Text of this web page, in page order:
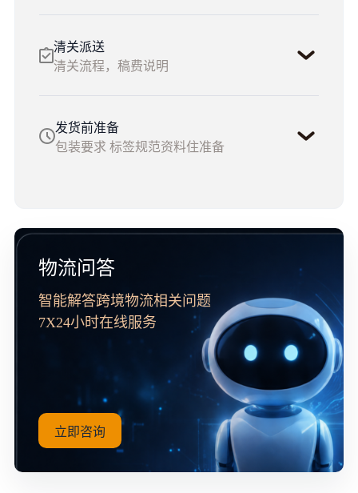
11111111
清关派送
清关流程，稿费说明
1111111111111111111111111111111111111111111111111
1111111111111111111111111
发货前准备
包装要求 标签规范资料住准备
物流问答
智能解答跨境物流相关问题
7X24小时在线服务
立即咨询